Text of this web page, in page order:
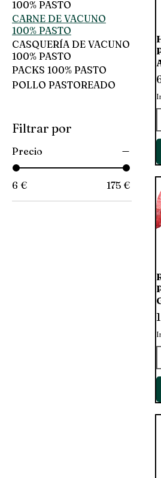
100% PASTO
CARNE DE VACUNO
100% PASTO
CASQUERÍA DE VACUNO
100% PASTO
PACKS 100% PASTO
POLLO PASTOREADO
Filtrar por
Precio
6 € 175 €